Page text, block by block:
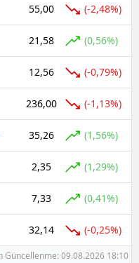
55,00 (-2,48%)
21,58 (0,56%)
12,56 (-0,79%)
236,00 (-1,13%)
35,26 (1,56%)
2,35 (1,29%)
7,33 (0,41%)
32,14 (-0,25%)
Güncellenme: 09.08.2026 18:10